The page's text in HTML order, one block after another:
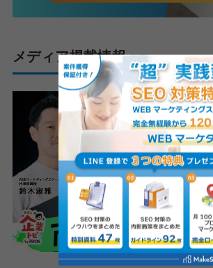
メディア掲載情報